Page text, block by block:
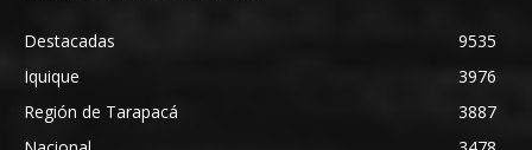
Destacadas
9535
Iquique
3976
Región de Tarapacá
3887